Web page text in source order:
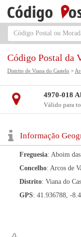
Código Postal da
Distrito de Viana do Castelo >
4970-018
Válido para
Informação
Freguesia: Aboim
Concelho: Arcos de
Distrito: Viana do
GPS: 41.936788, -